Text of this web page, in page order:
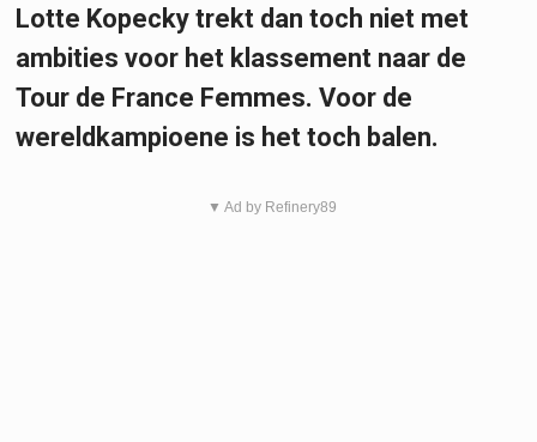
Lotte Kopecky trekt dan toch niet met
ambities voor het klassement naar de
Tour de France Femmes. Voor de
wereldkampioene is het toch balen.
▼ Ad by Refinery89